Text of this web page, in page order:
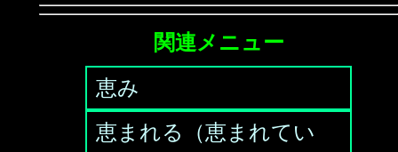
関連メニュー
恵み
恵まれる（恵まれてい